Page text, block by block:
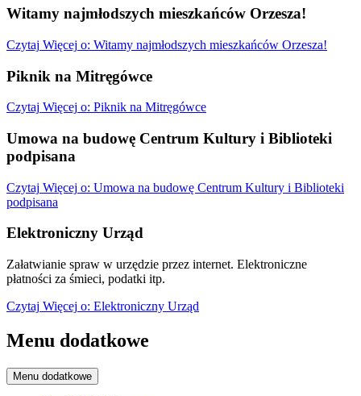
Witamy najmłodszych mieszkańców Orzesza!
Czytaj Więcej o: Witamy najmłodszych mieszkańców Orzesza!
Piknik na Mitręgówce
Czytaj Więcej o: Piknik na Mitręgówce
Umowa na budowę Centrum Kultury i Biblioteki
podpisana
Czytaj Więcej o: Umowa na budowę Centrum Kultury i Biblioteki
podpisana
Elektroniczny Urząd
Załatwianie spraw w urzędzie przez internet. Elektroniczne
płatności za śmieci, podatki itp.
Czytaj Więcej o: Elektroniczny Urząd
Menu dodatkowe
Menu dodatkowe